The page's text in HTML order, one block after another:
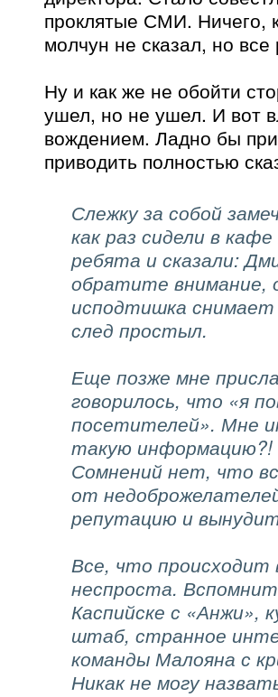
проклятые СМИ. Ничего,
молчун не сказал, но
Ну и как же не обойти
ушел, но не ушел. И вот
вождением. Ладно бы
приводить полностью
Слежку за собой
как раз сидели в
ребята и сказали:
обратите внимание,
исподтишка
след простыл.
Еще позже мне
говорилось, что «я
посетителей». Мне
такую
Сомнений нет, что
от
репутацию и
Все, что происходит
неспроста.
Каспийске с «Анжи»,
штаб, странное
команды Малояна с
Никак не могу